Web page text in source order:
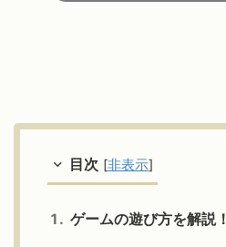
目次 [非表示]
ゲームの遊び方を解説！